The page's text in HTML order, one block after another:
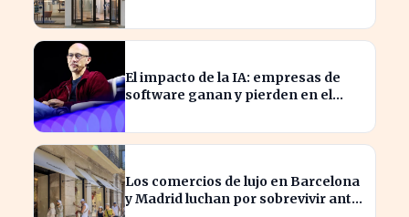
El impacto de la IA: empresas de
software ganan y pierden en el
Los comercios de lujo en Barcelona
y Madrid luchan por sobrevivir ante